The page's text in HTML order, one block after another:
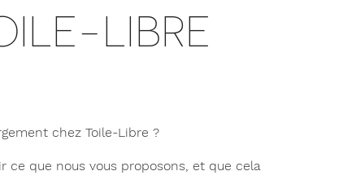
LIBRE
chez Toile-Libre ?
ce que nous vous proposons, et que cela